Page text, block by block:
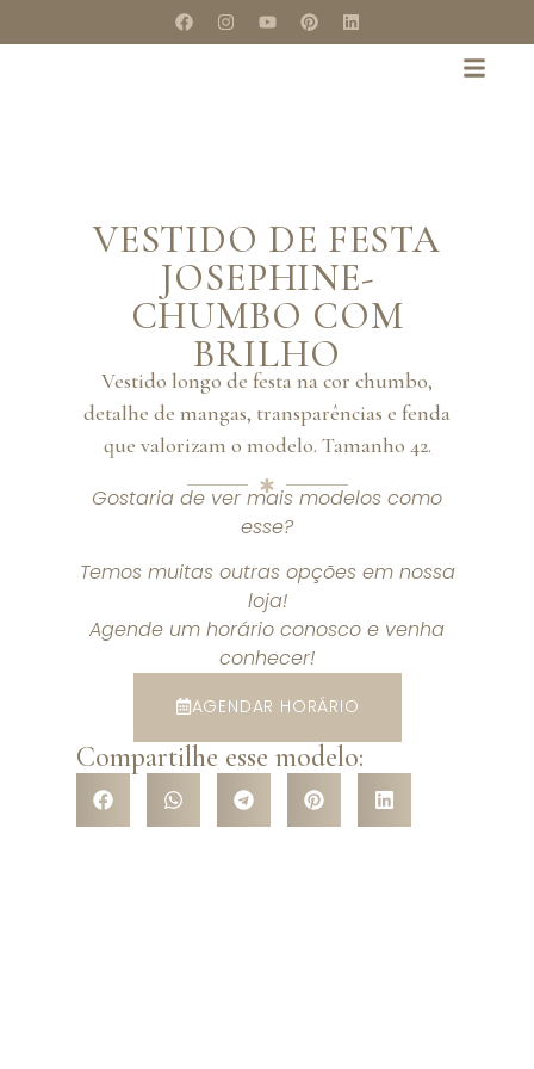
VESTIDO DE FESTA
JOSEPHINE-
CHUMBO COM
BRILHO
Vestido longo de festa na cor chumbo,
detalhe de mangas, transparências e fenda
que valorizam o modelo. Tamanho 42.
Gostaria de ver mais modelos como
esse?
Temos muitas outras opções em nossa
loja!
Agende um horário conosco e venha
conhecer!
AGENDAR HORÁRIO
Compartilhe esse modelo: